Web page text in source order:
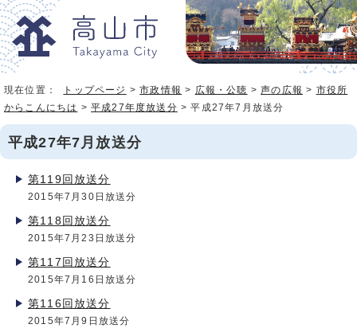
現在位置： トップページ >市政情報 > 広報・公聴 >声の広報 > 市役所
からこんにちは >平成27年度放送分 > 平成27年7月放送分
平成27年7月放送分
第119回放送分
2015年7月30日放送分
第118回放送分
2015年7月23日放送分
第117回放送分
2015年7月16日放送分
第116回放送分
2015年7月9日放送分